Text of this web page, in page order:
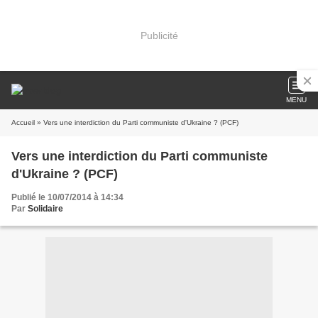
Publicité
MENU
Accueil » Vers une interdiction du Parti communiste d'Ukraine ? (PCF)
Vers une interdiction du Parti communiste
d'Ukraine ? (PCF)
Publié le 10/07/2014 à 14:34
Par Solidaire